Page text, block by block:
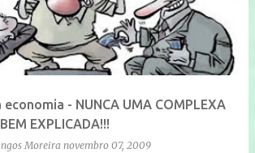
- NUNCA UMA COMPLEXA
EXPLICADA!!!
Moreira novembro 07, 2009